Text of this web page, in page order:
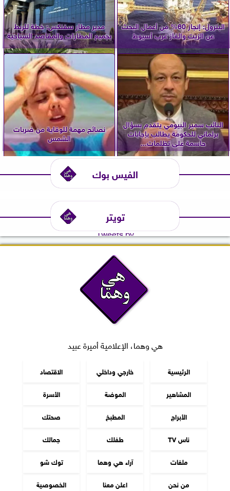
البترول: إنجاز 60% من أعمال البحث
عن الزيت والغاز غرب أسيوط
مدير مطار سفنكس: خطة للربط
بجميع المطارات والمقاصد السياحية
النائب سمير البيومي يتقدم بسؤال
برلماني للحكومة يطالب بإجابات
حاسمة على تظلمات...
نصائح مهمة للوقاية من ضربات
الشمس
الفيس بوك
تويتر
Tweets by
هي وهما، الإعلامية أميرة عبيد
الرئيسية خارجي وداخلي
الاقتصاد
المشاهير
الموضة
الأسرة
الأبراج
المطبخ
صحتك
ناس TV
طفلك
جمالك
ملفات
آراء هي وهما
توك شو
من نحن
اعلن معنا الخصوصية